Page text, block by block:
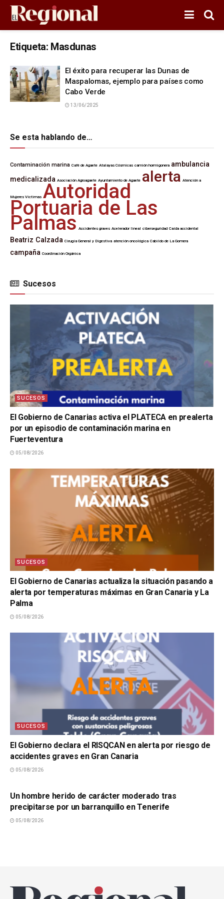
Etiqueta: Masdunas
El éxito para recuperar las Dunas de
Maspalomas, ejemplo para países como
Cabo Verde
13/06/2025
Se esta hablando de…
Contaminación marina Café de Agaete Atalayas Cósmicas camión hormigonera ambulancia
medicalizada Asociación Agroagaete Ayuntamiento de Agaete alerta Atención a
Mujeres Víctimas Autoridad
Portuaria de Las
Palmas Accidentes graves Acelerador lineal ciberseguridad Caída accidental
Beatriz Calzada Cirugía General y Digestiva atención oncológica Cabildo de La Gomera
campaña Coordinación Orgánica
Sucesos
SUCESOS
El Gobierno de Canarias activa el PLATECA en prealerta
por un episodio de contaminación marina en
Fuerteventura
05/08/2026
SUCESOS
El Gobierno de Canarias actualiza la situación pasando a
alerta por temperaturas máximas en Gran Canaria y La
Palma
05/08/2026
SUCESOS
El Gobierno declara el RISQCAN en alerta por riesgo de
accidentes graves en Gran Canaria
05/08/2026
Un hombre herido de carácter moderado tras
precipitarse por un barranquillo en Tenerife
05/08/2026